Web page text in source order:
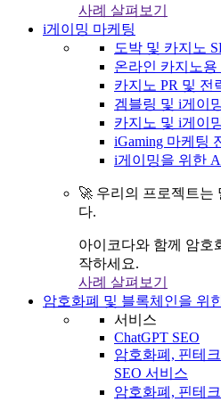
사례 살펴보기
i게이밍 마케팅
도박 및 카지노
온라인 카지노용
카지노 PR 및 전
겜블링 및 i게이
카지노 및 i게이
iGaming 마케팅
i게이밍을 위한
🚀 우리의 프로젝트는
다.
아이코다와 함께 암호
작하세요.
사례 살펴보기
암호화폐 및 블록체인을 위
서비스
ChatGPT SEO
암호화폐, 핀테
SEO 서비스
암호화폐, 핀테